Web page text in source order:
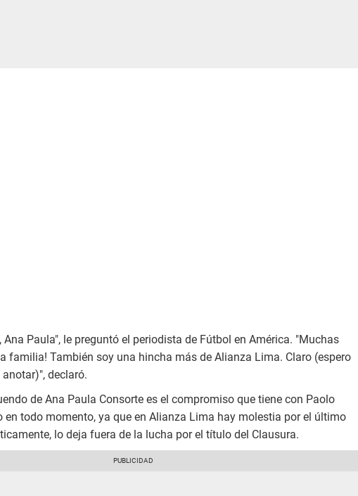
Paula", le preguntó el periodista de Fútbol en América. "Muchas
familia! También soy una hincha más de Alianza Lima. Claro (espero
declaró.
de Ana Paula Consorte es el compromiso que tiene con Paolo
en todo momento, ya que en Alianza Lima hay molestia por el último
lo deja fuera de la lucha por el título del Clausura.